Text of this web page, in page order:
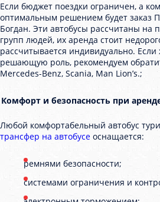
Если бюджет поездки ограничен, а
оптимальным решением будет заказ
Богдан. Эти автобусы рассчитаны на
групп людей, их аренда стоит
рассчитывается индивидуально.
решающую роль, рекомендуем
Mercedes-Benz, Scania, Man Lion’s.;
Комфорт и безопасность при
Любой комфортабельный автобус
трансфер на автобусе оснащается:
ремнями безопасности;
системами ограничения и